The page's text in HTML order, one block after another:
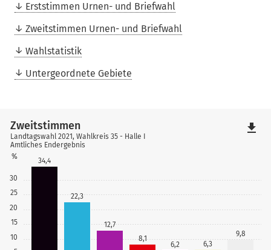
Erststimmen Urnen- und Briefwahl
Zweitstimmen Urnen- und Briefwahl
Wahlstatistik
Untergeordnete Gebiete
10
15
20
25
30
%
34,4
22,3
12,7
8,1
6,2 6,3
9,8
Zweitstimmen
Landtagswahl 2021, Wahlkreis 35 - Halle I
Amtliches Endergebnis
file_download